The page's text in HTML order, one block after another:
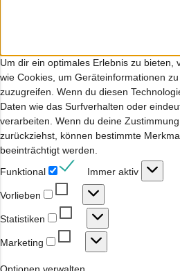
Um dir ein optimales Erlebnis zu bieten,
wie Cookies, um Geräteinformationen
zuzugreifen. Wenn du diesen
Daten wie das Surfverhalten oder
verarbeiten. Wenn du deine
zurückziehst, können bestimmte
beeinträchtigt werden.
Funktional
Immer aktiv
Vorlieben
Vorlieben
Statistiken
Statistiken
Marketing
Marketing
Optionen verwalten